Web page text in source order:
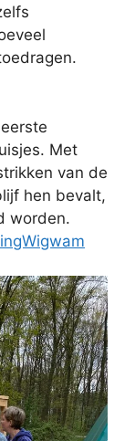
Met
van de
hen bevalt,
worden.